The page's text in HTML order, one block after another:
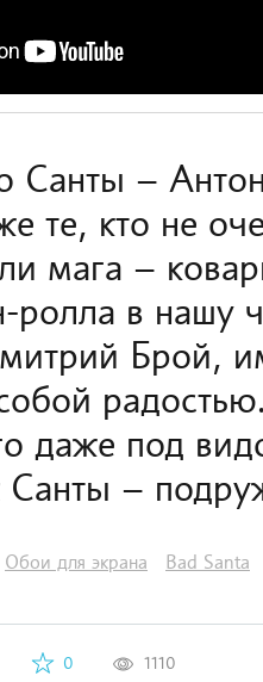
Санты –
те, кто не
мага –
ролла в
Брой,
даже под
Санты –
Обои для экрана Bad Santa
0 1110